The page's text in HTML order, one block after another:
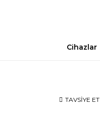
Cihazlar
TAVSİYE ET